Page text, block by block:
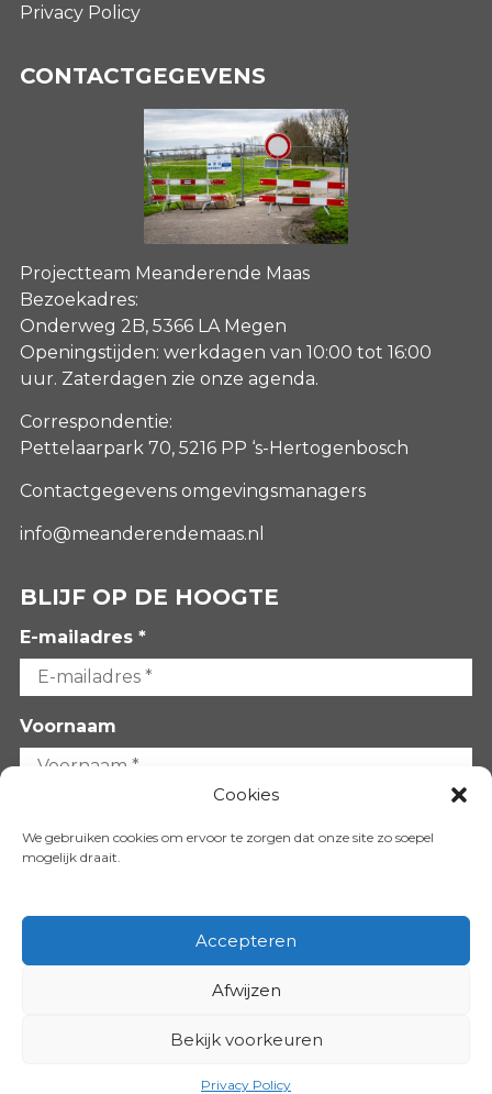
Cookies
We gebruiken cookies om ervoor te zorgen dat onze site zo soepel
mogelijk draait.
Accepteren
Afwijzen
Bekijk voorkeuren
Privacy Policy
Privacy Policy
CONTACTGEGEVENS
Projectteam Meanderende Maas
Bezoekadres:
Onderweg 2B, 5366 LA Megen
Openingstijden: werkdagen van 10:00 tot 16:00
uur. Zaterdagen zie onze agenda.
Correspondentie:
Pettelaarpark 70, 5216 PP ‘s-Hertogenbosch
Contactgegevens omgevingsmanagers
info@meanderendemaas.nl
BLIJF OP DE HOOGTE
E-mailadres *
Voornaam
VOLG ONS OP: